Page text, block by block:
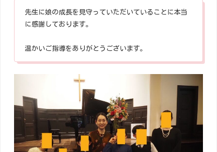
先生に娘の成長を見守っていただいていることに本当
に感謝しております。
温かいご指導をありがとうございます。